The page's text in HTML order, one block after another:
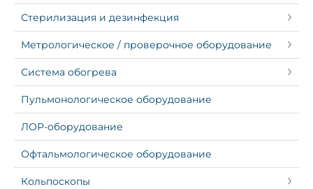
Стерилизация и дезинфекция
Метрологическое / проверочное оборудование
Система обогрева
Пульмонологическое оборудование
ЛОР-оборудование
Офтальмологическое оборудование
Кольпоскопы